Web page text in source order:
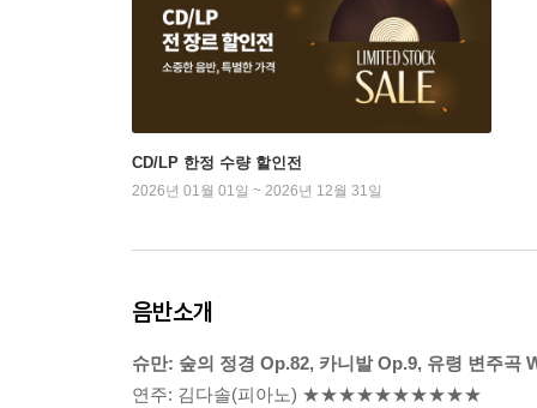
CD/LP 한정 수량 할인전
2026년 01월 01일 ~ 2026년 12월 31일
음반소개
슈만: 숲의 정경 Op.82, 카니발 Op.9, 유령 변주곡
연주: 김다솔(피아노) ★★★★★★★★★★